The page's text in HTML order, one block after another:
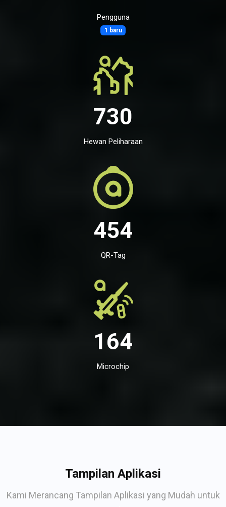
Pengguna
1 baru
730
Hewan Peliharaan
454
QR-Tag
164
Microchip
Tampilan Aplikasi
Kami Merancang Tampilan Aplikasi yang Mudah untuk